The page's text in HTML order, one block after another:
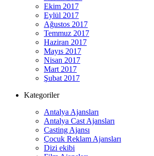
Ekim 2017
Eylül 2017
Ağustos 2017
Temmuz 2017
Haziran 2017
Mayıs 2017
Nisan 2017
Mart 2017
Şubat 2017
Kategoriler
Antalya Ajansları
Antalya Cast Ajansları
Casting Ajansı
Çocuk Reklam Ajansları
Dizi ekibi